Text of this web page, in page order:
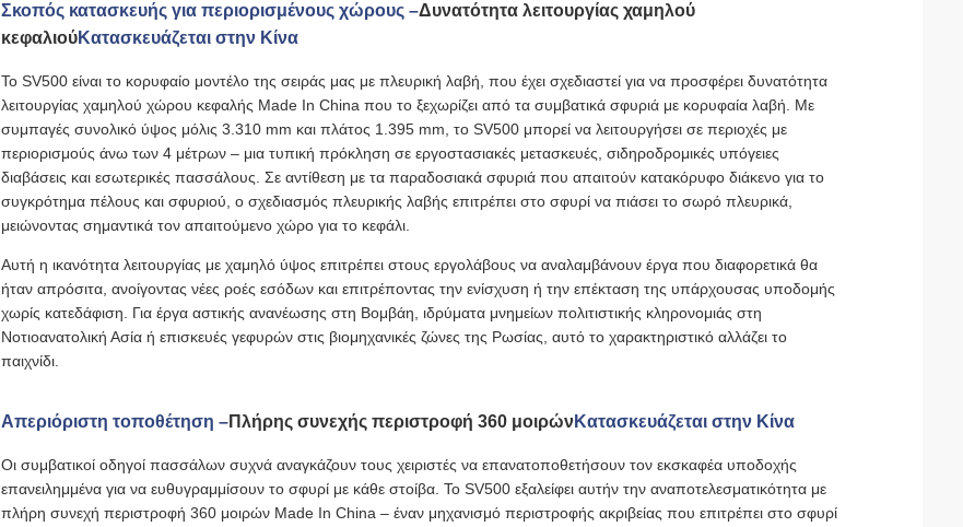
Σκοπός κατασκευής για περιορισμένους χώρους –Δυνατότητα λειτουργίας χαμηλού
κεφαλιούΚατασκευάζεται στην Κίνα
Το SV500 είναι το κορυφαίο μοντέλο της σειράς μας με πλευρική λαβή, που έχει σχεδιαστεί για να προσφέρει δυνατότητα
λειτουργίας χαμηλού χώρου κεφαλής Made In China που το ξεχωρίζει από τα συμβατικά σφυριά με κορυφαία λαβή. Με
συμπαγές συνολικό ύψος μόλις 3.310 mm και πλάτος 1.395 mm, το SV500 μπορεί να λειτουργήσει σε περιοχές με
περιορισμούς άνω των 4 μέτρων – μια τυπική πρόκληση σε εργοστασιακές μετασκευές, σιδηροδρομικές υπόγειες
διαβάσεις και εσωτερικές πασσάλους. Σε αντίθεση με τα παραδοσιακά σφυριά που απαιτούν κατακόρυφο διάκενο για το
συγκρότημα πέλους και σφυριού, ο σχεδιασμός πλευρικής λαβής επιτρέπει στο σφυρί να πιάσει το σωρό πλευρικά,
μειώνοντας σημαντικά τον απαιτούμενο χώρο για το κεφάλι.
Αυτή η ικανότητα λειτουργίας με χαμηλό ύψος επιτρέπει στους εργολάβους να αναλαμβάνουν έργα που διαφορετικά θα
ήταν απρόσιτα, ανοίγοντας νέες ροές εσόδων και επιτρέποντας την ενίσχυση ή την επέκταση της υπάρχουσας υποδομής
χωρίς κατεδάφιση. Για έργα αστικής ανανέωσης στη Βομβάη, ιδρύματα μνημείων πολιτιστικής κληρονομιάς στη
Νοτιοανατολική Ασία ή επισκευές γεφυρών στις βιομηχανικές ζώνες της Ρωσίας, αυτό το χαρακτηριστικό αλλάζει το
παιχνίδι.
Απεριόριστη τοποθέτηση –Πλήρης συνεχής περιστροφή 360 μοιρώνΚατασκευάζεται στην Κίνα
Οι συμβατικοί οδηγοί πασσάλων συχνά αναγκάζουν τους χειριστές να επανατοποθετήσουν τον εκσκαφέα υποδοχής
επανειλημμένα για να ευθυγραμμίσουν το σφυρί με κάθε στοίβα. Το SV500 εξαλείφει αυτήν την αναποτελεσματικότητα με
πλήρη συνεχή περιστροφή 360 μοιρών Made In China – έναν μηχανισμό περιστροφής ακριβείας που επιτρέπει στο σφυρί